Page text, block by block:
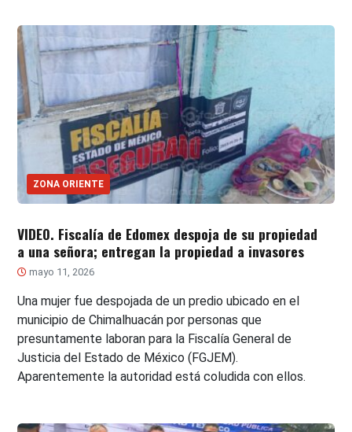
ZONA ORIENTE
VIDEO. Fiscalía de Edomex despoja de su propiedad
a una señora; entregan la propiedad a invasores
mayo 11, 2026
Una mujer fue despojada de un predio ubicado en el
municipio de Chimalhuacán por personas que
presuntamente laboran para la Fiscalía General de
Justicia del Estado de México (FGJEM).
Aparentemente la autoridad está coludida con ellos.